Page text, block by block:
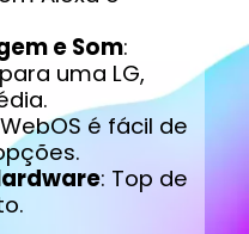
e Som:
uma LG,
é fácil de
: Top de